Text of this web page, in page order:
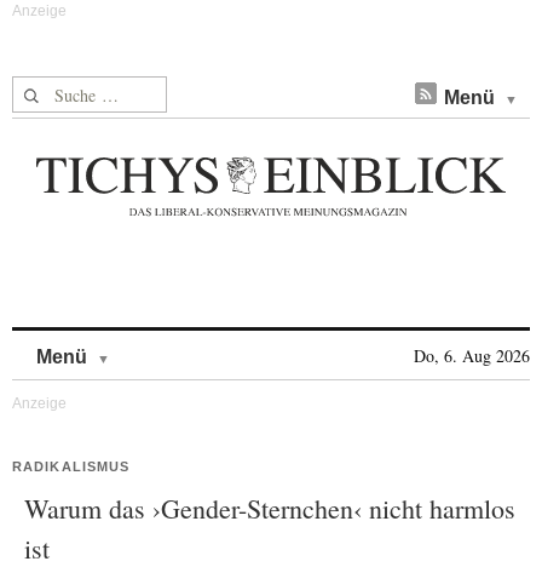
Suche nach: Menü
Menü Do, 6. Aug 2026
RADIKALISMUS
Warum das ›Gender-Sternchen‹ nicht harmlos
ist